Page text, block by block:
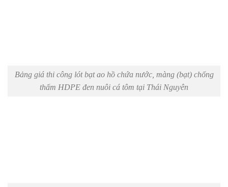
Bảng giá thi công lót bạt ao hồ chứa nước, màng (bạt) chống
thấm HDPE đen nuôi cá tôm tại Thái Nguyên